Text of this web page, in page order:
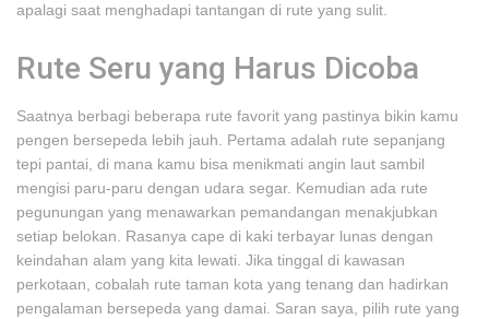
apalagi saat menghadapi tantangan di rute yang sulit.
Rute Seru yang Harus Dicoba
Saatnya berbagi beberapa rute favorit yang pastinya bikin kamu
pengen bersepeda lebih jauh. Pertama adalah rute sepanjang
tepi pantai, di mana kamu bisa menikmati angin laut sambil
mengisi paru-paru dengan udara segar. Kemudian ada rute
pegunungan yang menawarkan pemandangan menakjubkan
setiap belokan. Rasanya cape di kaki terbayar lunas dengan
keindahan alam yang kita lewati. Jika tinggal di kawasan
perkotaan, cobalah rute taman kota yang tenang dan hadirkan
pengalaman bersepeda yang damai. Saran saya, pilih rute yang